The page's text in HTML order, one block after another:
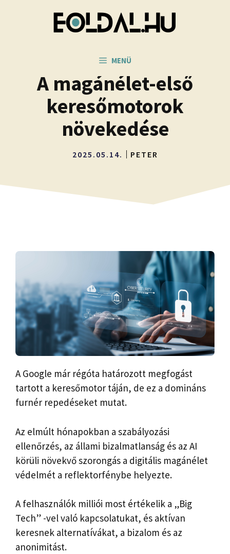
MENÜ
A magánélet-első
keresőmotorok
növekedése
2025.05.14. PETER
A Google már régóta határozott megfogást
tartott a keresőmotor táján, de ez a domináns
furnér repedéseket mutat.
Az elmúlt hónapokban a szabályozási
ellenőrzés, az állami bizalmatlanság és az AI
körüli növekvő szorongás a digitális magánélet
védelmét a reflektorfénybe helyezte.
A felhasználók milliói most értékelik a „Big
Tech” -vel való kapcsolatukat, és aktívan
keresnek alternatívákat, a bizalom és az
anonimitást.